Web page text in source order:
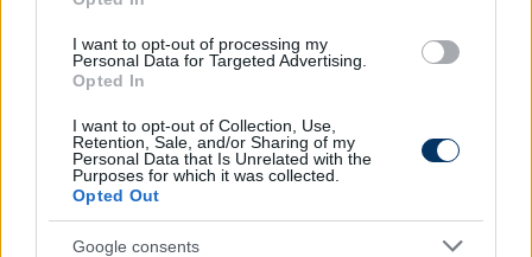
I want to opt-out of processing my
Personal Data for Targeted Advertising.
Opted In
I want to opt-out of Collection, Use,
Retention, Sale, and/or Sharing of my
Personal Data that Is Unrelated with the
Purposes for which it was collected.
Opted Out
Google consents
szintén nem jutottunk előre, vagyis nem találtuk
meg a kifejezett okokat. Itt már igenis bele kell állni
kőkeményen, szemtől-szembe a dolgokba, és
ezeket természetesen megfelelően feldolgozni, ha
pedig ez sikerül, és mindenki saját magában tudja
hova tenni azt, hogy éppen mennyit tett akár az
elmúlt 10 meccsen, vagy a klubért, akkor szembe
tud nézni azzal, hogy ha hibázik, vagy hogy min
tudna javítani. Úgyhogy van feladat bőven. Biztos